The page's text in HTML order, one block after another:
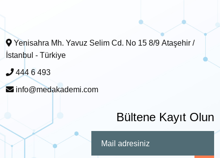
İstanbul - Türkiye
444 6 493
info@medakademi.com
Bültene Kayıt Olun